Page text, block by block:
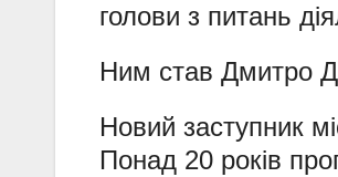
голови з питань
Ним став Дмитро
Новий заступник
Понад 20 років